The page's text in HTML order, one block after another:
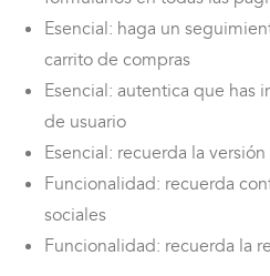
Esencial: haga un
carrito de compras
Esencial: autentica que has
de usuario
Esencial: recuerda la
Funcionalidad: recuerda
sociales
Funcionalidad: recuerda la